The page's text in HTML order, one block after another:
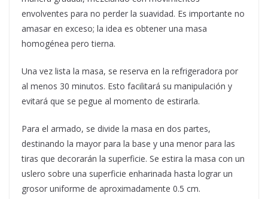
envolventes para no perder la suavidad. Es importante no
amasar en exceso; la idea es obtener una masa
homogénea pero tierna.
Una vez lista la masa, se reserva en la refrigeradora por
al menos 30 minutos. Esto facilitará su manipulación y
evitará que se pegue al momento de estirarla.
Para el armado, se divide la masa en dos partes,
destinando la mayor para la base y una menor para las
tiras que decorarán la superficie. Se estira la masa con un
uslero sobre una superficie enharinada hasta lograr un
grosor uniforme de aproximadamente 0.5 cm.